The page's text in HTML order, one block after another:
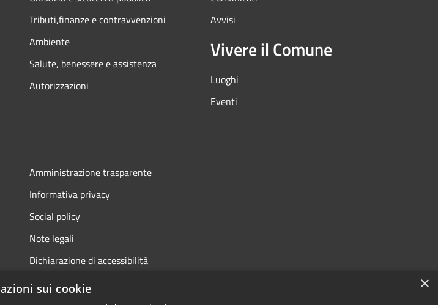
Tributi,finanze e contravvenzioni
Ambiente
Salute, benessere e assistenza
Autorizzazioni
Avvisi
Vivere il Comune
Luoghi
Eventi
Amministrazione trasparente
Informativa privacy
Social policy
Note legali
Dichiarazione di accessibilità
×
sui cookie